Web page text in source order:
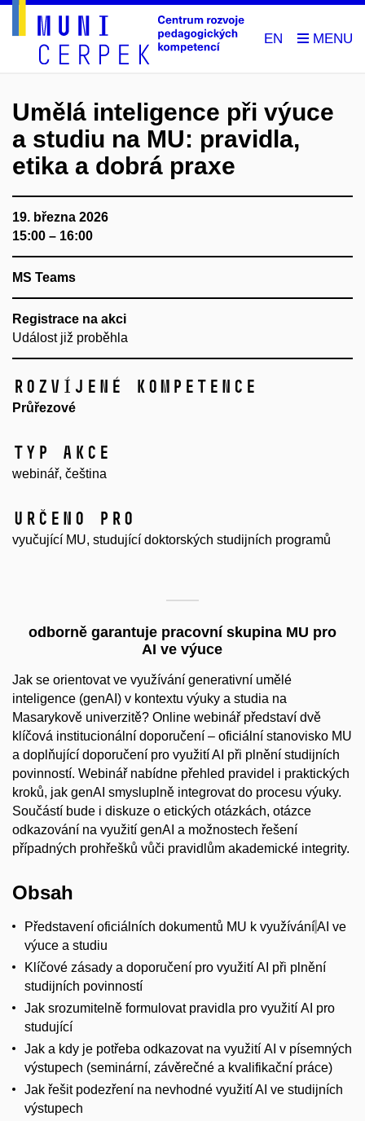
EN
Umělá inteligence při výuce
a studiu na MU: pravidla,
etika a dobrá praxe
19. března 2026
15:00 – 16:00
MS Teams
Registrace na akci
Událost již proběhla
Rozvíjené kompetence
Průřezové
Typ akce
webinář, čeština
Určeno pro
vyučující MU, studující doktorských studijních programů
odborně garantuje pracovní skupina MU pro
AI ve výuce
Jak se orientovat ve využívání generativní umělé
inteligence (genAI ) v kontextu výuky a studia na
Masarykově univerzitě? Online webinář představí dvě
klíčová institucionální doporučení – oficiální stanovisko MU
a doplňující doporučení pro využití AI při plnění studijních
povinností. Webinář nabídne přehled pravidel i praktických
kroků, jak genAI smysluplně integrovat do procesu výuky.
Součástí bude i diskuze o etických otázkách, otázce
odkazování na využití genAI a možnostech řešení
případných prohřešků vůči pravidlům akademické integrity.
Obsah
Představení oficiálních dokumentů MU k využíváníAI ve
výuce a studiu
Klíčové zásady a doporučení pro využití AI při plnění
studijních povinností
Jak srozumitelně formulovat pravidla pro využití AI pro
studující
Jak a kdy je potřeba odkazovat na využití AI v písemných
výstupech (seminární, závěrečné a kvalifikační práce)
Jak řešit podezření na nevhodné využití AI ve studijních
výstupech